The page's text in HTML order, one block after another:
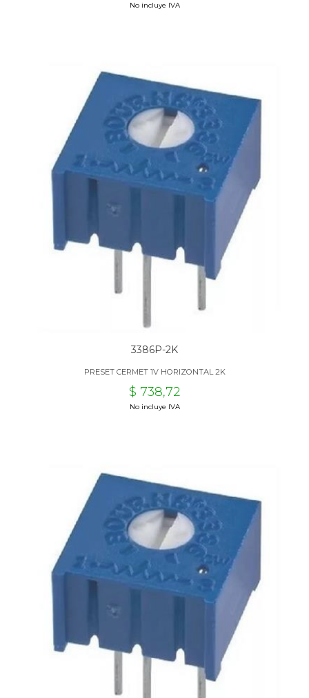
No incluye IVA
3386P-2K
PRESET CERMET 1V HORIZONTAL 2K
$ 738,72
No incluye IVA